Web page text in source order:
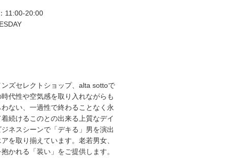
11:00-20:00
ズセレクトショップ、alta sottoで
代性や空気感を取り入れながらも
ない、一過性で終わることなく永
続けるこのとの出来る上質なデイ
ネスシーンで「デキる」男を演出
を取り揃えています。老若男女、
かれる「装い」をご提供します。